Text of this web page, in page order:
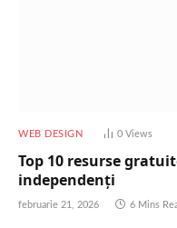
WEB DESIGN 0 Views
Top 10 resurse
independenți
februarie 21, 2026 6 Mins